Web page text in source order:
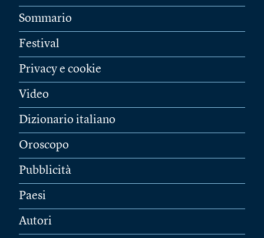
Sommario
Festival
Privacy e cookie
Video
Dizionario italiano
Oroscopo
Pubblicità
Paesi
Autori